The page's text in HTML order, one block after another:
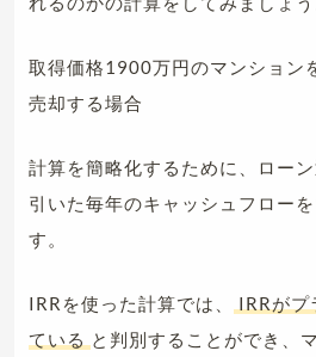
取得価格1900万円のマンション
売却する場合
計算を簡略化するために、ロー
引いた毎年のキャッシュフロー
す。
IRRを使った計算では、
IRRがプ
ている と判別することができ、